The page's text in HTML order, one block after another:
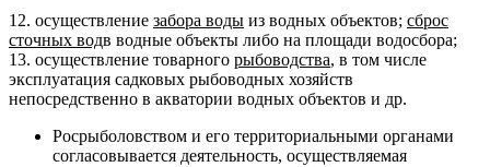
12. осуществление забора воды из водных объектов; сброс
сточных водв водные объекты либо на площади водосбора;
13. осуществление товарного рыбоводства, в том числе
эксплуатация садковых рыбоводных хозяйств
непосредственно в акватории водных объектов и др.
Росрыболовством и его территориальными органами
согласовывается деятельность, осуществляемая